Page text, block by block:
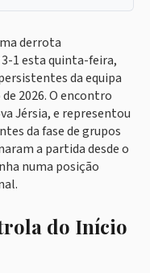
derrota
1 esta quinta-feira,
da equipa
2026. O encontro
Jérsia, e representou
da fase de grupos
a partida desde o
numa posição
do Início